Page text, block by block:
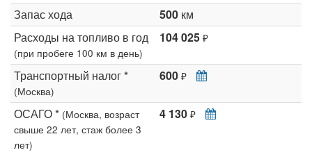
Запас хода 500 км
Расходы на топливо в год
(при пробеге 100 км в день)
104 025 ₽
Транспортный налог *
(Москва)
600 ₽
ОСАГО * (Москва, возраст
свыше 22 лет, стаж более 3
лет)
4 130 ₽